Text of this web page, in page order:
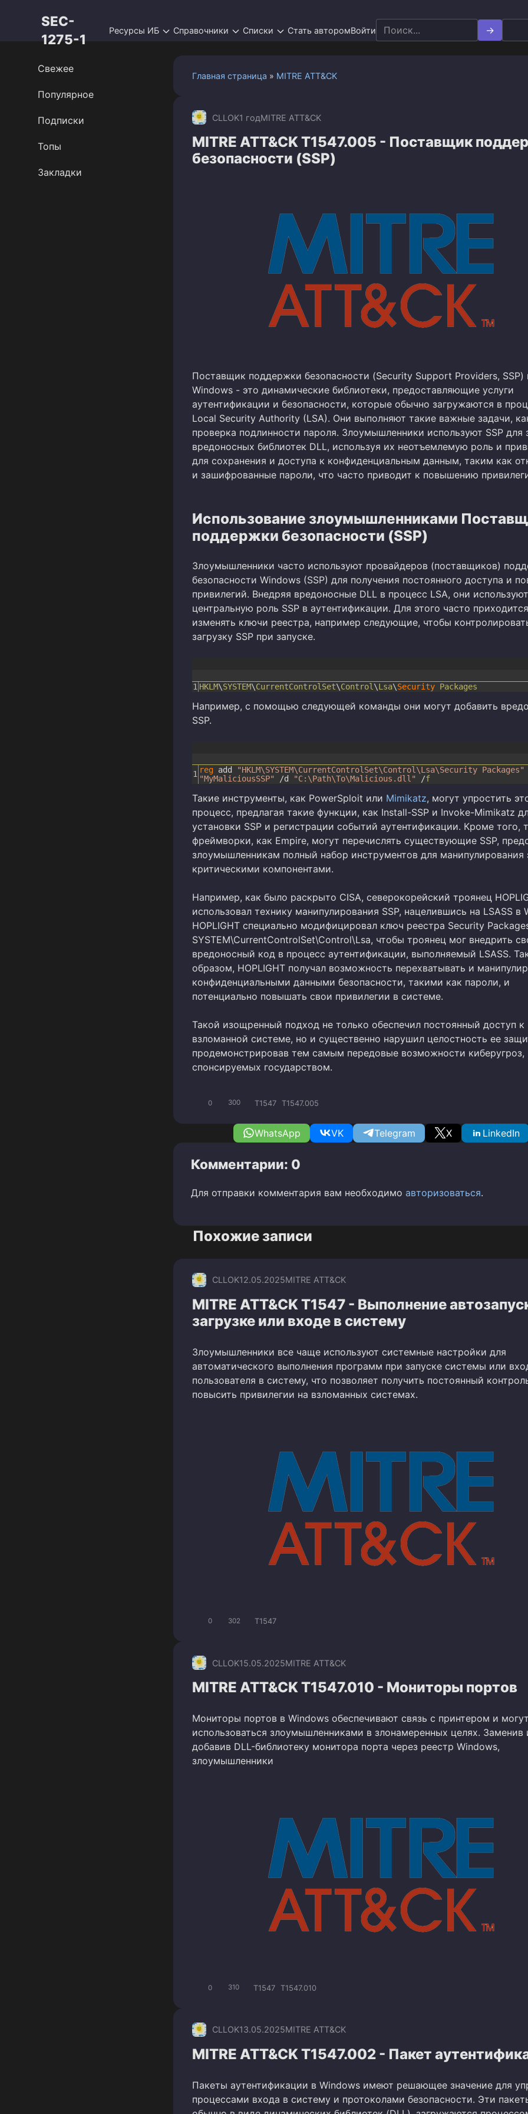
SEC-
1275-1
Ресурсы ИБ Справочники Списки Стать авторомВойти Search
for:
Главная страница » MITRE ATT&CK
CLLOK1 годMITRE ATT&CK
MITRE ATT&CK T1547.005 - Поставщик
безопасности (SSP)
Поставщик поддержки безопасности (Security Support Providers, SSP)
Windows - это динамические библиотеки, предоставляющие услуги
аутентификации и безопасности, которые обычно загружаются в
Local Security Authority (LSA). Они выполняют такие важные задачи,
проверка подлинности пароля. Злоумышленники используют SSP для
вредоносных библиотек DLL, используя их неотъемлемую роль и
для сохранения и доступа к конфиденциальным данным, таким как
и зашифрованные пароли, что часто приводит к повышению
Использование злоумышленниками
поддержки безопасности (SSP)
Злоумышленники часто используют провайдеров (поставщиков)
безопасности Windows (SSP) для получения постоянного доступа и
привилегий. Внедряя вредоносные DLL в процесс LSA, они используют
центральную роль SSP в аутентификации. Для этого часто приходится
изменять ключи реестра, например следующие, чтобы
загрузку SSP при запуске.
1 HKLM\SYSTEM\CurrentControlSet\Control \Lsa\Security Packages
Например, с помощью следующей команды они могут добавить
SSP.
1 reg add "HKLM\SYSTEM\CurrentControlSet\Control\Lsa\Security Packages"
"MyMaliciousSSP"
/d "C:\Path\To\Malicious.dll" /f
Такие инструменты, как PowerSploit или Mimikatz, могут упростить
процесс, предлагая такие функции, как Install-SSP и Invoke-Mimikatz
установки SSP и регистрации событий аутентификации. Кроме того,
фреймворки, как Empire, могут перечислять существующие SSP,
злоумышленникам полный набор инструментов для манипулирования
критическими компонентами.
Например, как было раскрыто CISA, северокорейский троянец
использовал технику манипулирования SSP, нацелившись на LSASS в
HOPLIGHT специально модифицировал ключ реестра Security
SYSTEM\CurrentControlSet\Control\Lsa, чтобы троянец мог внедрить
вредоносный код в процесс аутентификации, выполняемый LSASS.
образом, HOPLIGHT получал возможность перехватывать и
конфиденциальными данными безопасности, такими как пароли, и
потенциально повышать свои привилегии в системе.
Такой изощренный подход не только обеспечил постоянный доступ к
взломанной системе, но и существенно нарушил целостность ее
продемонстрировав тем самым передовые возможности киберугроз,
спонсируемых государством.
0 300 T1547 T1547.005
WhatsApp VK Telegram X LinkedIn
Комментарии: 0
Для отправки комментария вам необходимо авторизоваться.
Похожие записи
CLLOK12.05.2025MITRE ATT&CK
MITRE ATT&CK T1547 - Выполнение
загрузке или входе в систему
Злоумышленники все чаще используют системные настройки для
автоматического выполнения программ при запуске системы или
пользователя в систему, что позволяет получить постоянный
повысить привилегии на взломанных системах.
0 302 T1547
CLLOK15.05.2025MITRE ATT&CK
MITRE ATT&CK T1547.010 - Мониторы портов
Мониторы портов в Windows обеспечивают связь с принтером и могут
использоваться злоумышленниками в злонамеренных целях. Заменив
добавив DLL-библиотеку монитора порта через реестр Windows,
злоумышленники
0 310 T1547 T1547.010
CLLOK13.05.2025MITRE ATT&CK
MITRE ATT&CK T1547.002 - Пакет
Пакеты аутентификации в Windows имеют решающее значение для
процессами входа в систему и протоколами безопасности. Эти
Свежее
Популярное
Подписки
Топы
Закладки